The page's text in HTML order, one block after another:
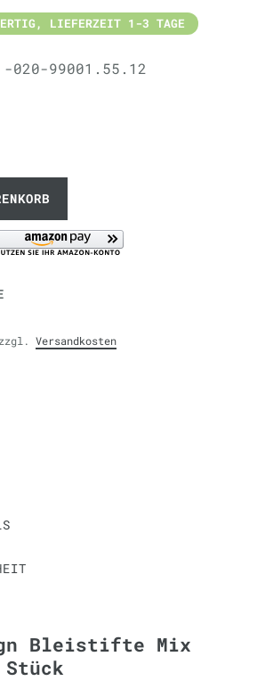
LIEFERZEIT 1-3 TAGE
-020-99001.55.12
Versandkosten
Bleistifte Mix